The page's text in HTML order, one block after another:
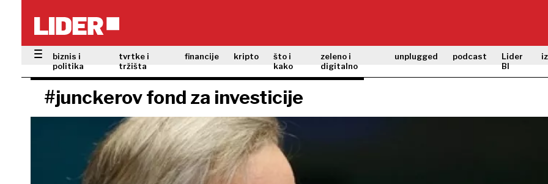
biznis i
politika
tvrtke i
tržišta
financije kripto
što i
kako
zeleno i
digitalno
unplugged podcast
Lider
BI
#junckerov fond za investicije